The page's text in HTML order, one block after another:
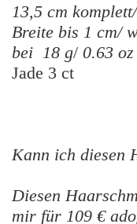
13,5 cm
Breite bis 1 cm/
bei 18 g/ 0.63 oz
Jade 3 ct
Kann ich diesen
Diesen
mir für 109 €